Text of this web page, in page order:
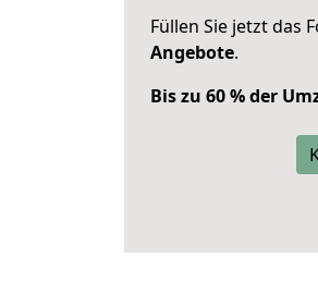
Füllen Sie jetzt das
Angebote.
Bis zu 60 % der